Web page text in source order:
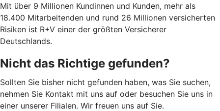
Mit über 9 Millionen Kundinnen und Kunden, mehr als
18.400 Mitarbeitenden und rund 26 Millionen versicherten
Risiken ist R+V einer der größten Versicherer
Deutschlands.
Nicht das Richtige gefunden?
Sollten Sie bisher nicht gefunden haben, was Sie suchen,
nehmen Sie Kontakt mit uns auf oder besuchen Sie uns in
einer unserer Filialen. Wir freuen uns auf Sie.